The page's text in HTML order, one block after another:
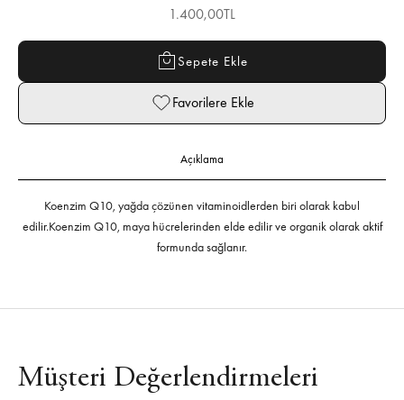
İndirimli fiyat
1.400,00TL
Sepete Ekle
Favorilere Ekle
Açıklama
Koenzim Q10, yağda çözünen vitaminoidlerden biri olarak kabul
edilir.Koenzim Q10, maya hücrelerinden elde edilir ve organik olarak aktif
formunda sağlanır.
Müşteri Değerlendirmeleri